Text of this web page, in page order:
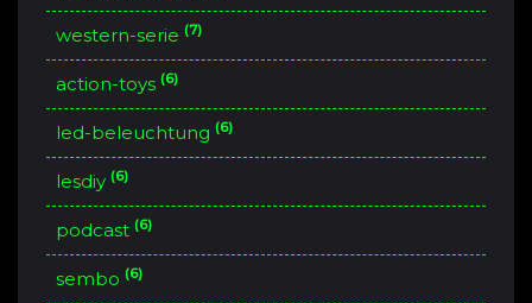
western-serie (7)
action-toys (6)
led-beleuchtung (6)
lesdiy (6)
podcast (6)
sembo (6)